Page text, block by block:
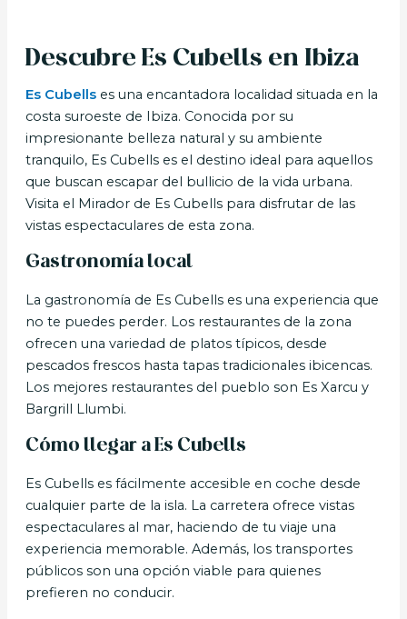
Descubre Es Cubells en Ibiza
Es Cubellses una encantadora localidad situada en la
costa suroeste de Ibiza. Conocida por su
impresionante belleza natural y su ambiente
tranquilo, Es Cubells es el destino ideal para aquellos
que buscan escapar del bullicio de la vida urbana.
Visita el Mirador de Es Cubells para disfrutar de las
vistas espectaculares de esta zona.
Gastronomía local
La gastronomía de Es Cubells es una experiencia que
no te puedes perder. Los restaurantes de la zona
ofrecen una variedad de platos típicos, desde
pescados frescos hasta tapas tradicionales ibicencas.
Los mejores restaurantes del pueblo son Es Xarcu y
Bargrill Llumbi.
Cómo llegar a Es Cubells
Es Cubells es fácilmente accesible en coche desde
cualquier parte de la isla. La carretera ofrece vistas
espectaculares al mar, haciendo de tu viaje una
experiencia memorable. Además, los transportes
públicos son una opción viable para quienes
prefieren no conducir.